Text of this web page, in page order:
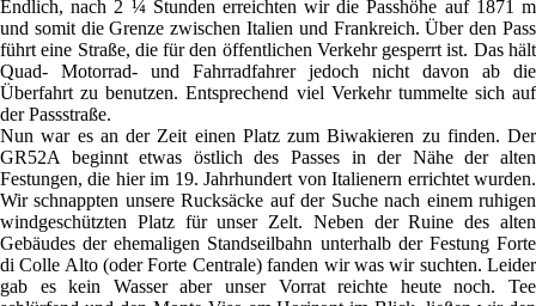
Endlich, nach 2 ¼ Stunden erreichten wir die Passhöhe auf 1871 m
und somit die Grenze zwischen Italien und Frankreich. Über den Pass
führt eine Straße, die für den öffentlichen Verkehr gesperrt ist. Das hält
Quad- Motorrad- und Fahrradfahrer jedoch nicht davon ab die
Überfahrt zu benutzen. Entsprechend viel Verkehr tummelte sich auf
der Passstraße.
Nun war es an der Zeit einen Platz zum Biwakieren zu finden. Der
GR52A beginnt etwas östlich des Passes in der Nähe der alten
Festungen, die hier im 19. Jahrhundert von Italienern errichtet wurden.
Wir schnappten unsere Rucksäcke auf der Suche nach einem ruhigen
windgeschützten Platz für unser Zelt. Neben der Ruine des alten
Gebäudes der ehemaligen Standseilbahn unterhalb der Festung Forte
di Colle Alto (oder Forte Centrale) fanden wir was wir suchten. Leider
gab es kein Wasser aber unser Vorrat reichte heute noch. Tee